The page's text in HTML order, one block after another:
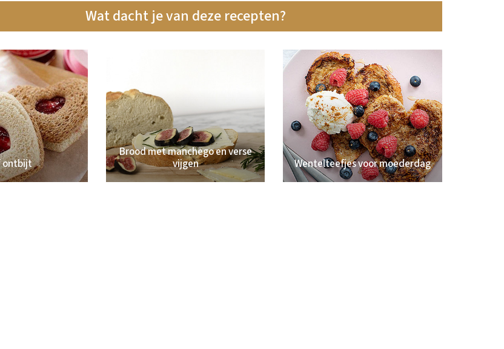
Wat dacht je van deze recepten?
ontbijt
Brood met manchego en verse
vijgen
Wentelteefjes voor moederdag